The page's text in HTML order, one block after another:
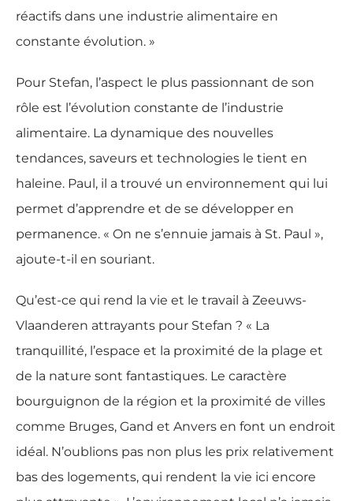
réactifs dans une industrie alimentaire en
constante évolution. »
Pour Stefan, l’aspect le plus passionnant de son
rôle est l’évolution constante de l’industrie
alimentaire. La dynamique des nouvelles
tendances, saveurs et technologies le tient en
haleine. Paul, il a trouvé un environnement qui lui
permet d’apprendre et de se développer en
permanence. « On ne s’ennuie jamais à St. Paul »,
ajoute-t-il en souriant.
Qu’est-ce qui rend la vie et le travail à Zeeuws-
Vlaanderen attrayants pour Stefan ? « La
tranquillité, l’espace et la proximité de la plage et
de la nature sont fantastiques. Le caractère
bourguignon de la région et la proximité de villes
comme Bruges, Gand et Anvers en font un endroit
idéal. N’oublions pas non plus les prix relativement
bas des logements, qui rendent la vie ici encore